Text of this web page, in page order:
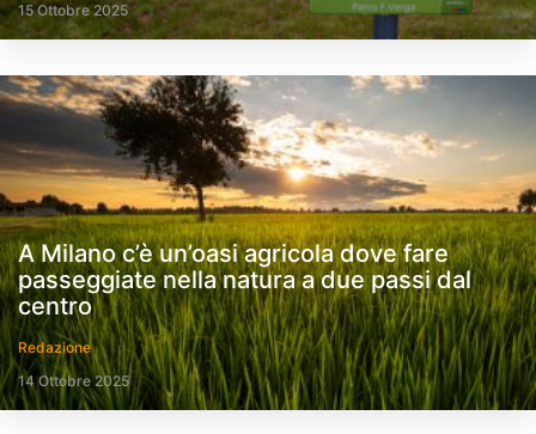
15 Ottobre 2025
A Milano c’è un’oasi agricola dove fare
passeggiate nella natura a due passi dal
centro
Redazione
14 Ottobre 2025